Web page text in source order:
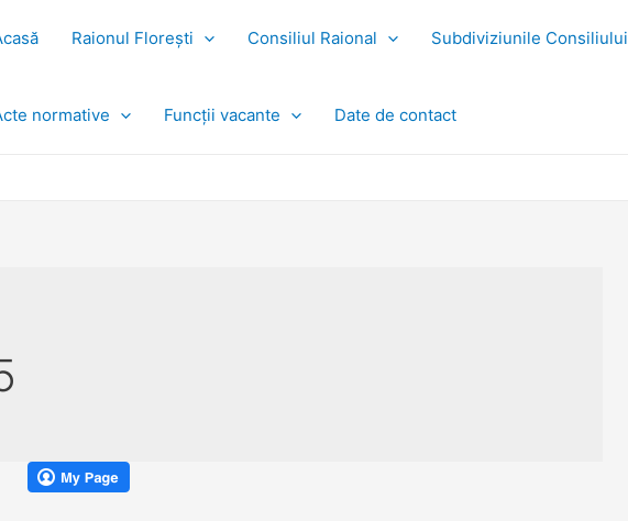
Raionul Florești Consiliul Raional Subdiviziunile Consiliului
normative Funcții vacante Date de contact